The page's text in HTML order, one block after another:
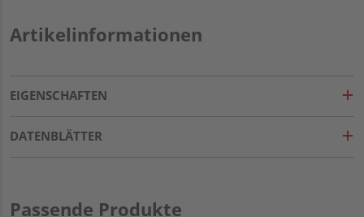
Artikelinformationen
EIGENSCHAFTEN
DATENBLÄTTER
Passende Produkte